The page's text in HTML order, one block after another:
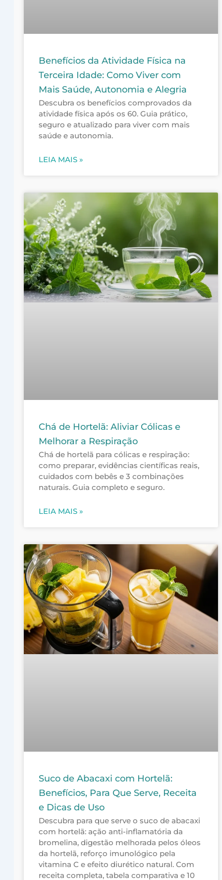
Benefícios da Atividade Física na
Terceira Idade: Como Viver com
Mais Saúde, Autonomia e Alegria
Descubra os benefícios comprovados da
atividade física após os 60. Guia prático,
seguro e atualizado para viver com mais
saúde e autonomia.
LEIA MAIS »
Chá de Hortelã: Aliviar Cólicas e
Melhorar a Respiração
Chá de hortelã para cólicas e respiração:
como preparar, evidências científicas reais,
cuidados com bebês e 3 combinações
naturais. Guia completo e seguro.
LEIA MAIS »
Suco de Abacaxi com Hortelã:
Benefícios, Para Que Serve, Receita
e Dicas de Uso
Descubra para que serve o suco de abacaxi
com hortelã: ação anti-inflamatória da
bromelina, digestão melhorada pelos óleos
da hortelã, reforço imunológico pela
vitamina C e efeito diurético natural. Com
receita completa, tabela comparativa e 10